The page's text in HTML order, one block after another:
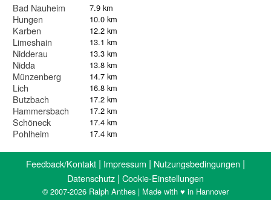
Bad Nauheim 7.9 km
Hungen 10.0 km
Karben 12.2 km
Limeshain 13.1 km
Nidderau 13.3 km
Nidda 13.8 km
Münzenberg 14.7 km
Lich 16.8 km
Butzbach 17.2 km
Hammersbach 17.2 km
Schöneck 17.4 km
Pohlheim 17.4 km
Feedback/Kontakt | Impressum | Nutzungsbedingungen |
Datenschutz | Cookie-Einstellungen
© 2007-2026 Ralph Anthes | Made with ♥ in Hannover